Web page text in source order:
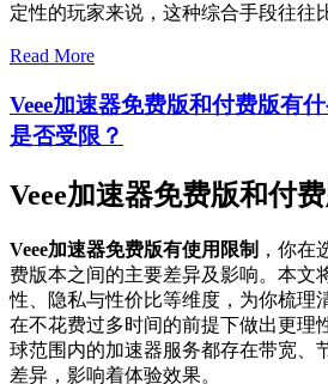
定性的玩家来说，这种综合手段往往
Read More
Veee加速器免费版和付费版有
是否受限？
Veee加速器免费版和付
Veee加速器免费版有使用限制 ，你在
费版本之间的主要差异及影响。本文
性、隐私与性价比等维度，为你梳理
在不花费过多时间的前提下做出更理
球范围内的加速器服务都存在带宽、
差异，影响着体验效果。